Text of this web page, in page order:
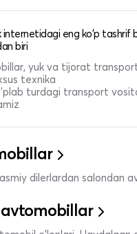
eng ko'p tashrif
biri
yuk va tijorat
texnika
turdagi transport
dilerlardan salondan